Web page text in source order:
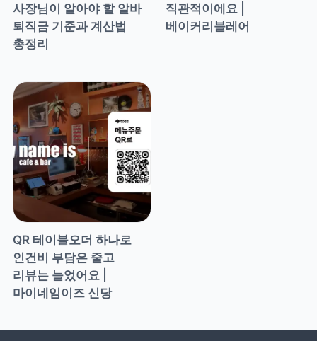
사장님이 알아야 할 알바
퇴직금 기준과 계산법
총정리
직관적이에요 |
베이커리블레어
QR 테이블오더 하나로
인건비 부담은 줄고
리뷰는 늘었어요 |
마이네임이즈 신당